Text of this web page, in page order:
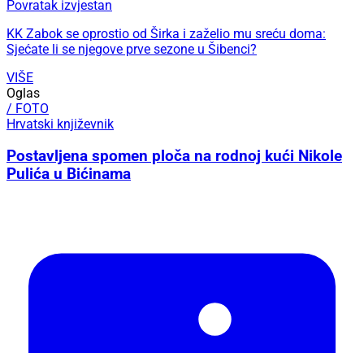
Povratak izvjestan
KK Zabok se oprostio od Širka i zaželio mu sreću doma:
Sjećate li se njegove prve sezone u Šibenci?
VIŠE
Oglas
/ FOTO
Hrvatski književnik
Postavljena spomen ploča na rodnoj kući Nikole
Pulića u Bićinama